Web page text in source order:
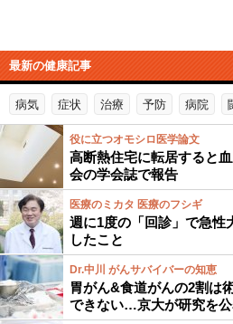
最新の健康記事
病気 症状 治療 予防 病院
役に立つオモシロ医学論文
高断熱住宅に転居すると
会の学会誌で報告
医療のミカタ 医療のフシギ
週に1度の「回診」で急性
したこと
Dr.中川 がんサバイバーの知恵
胃がん&食道がんの2割は
できない…京大が研究を